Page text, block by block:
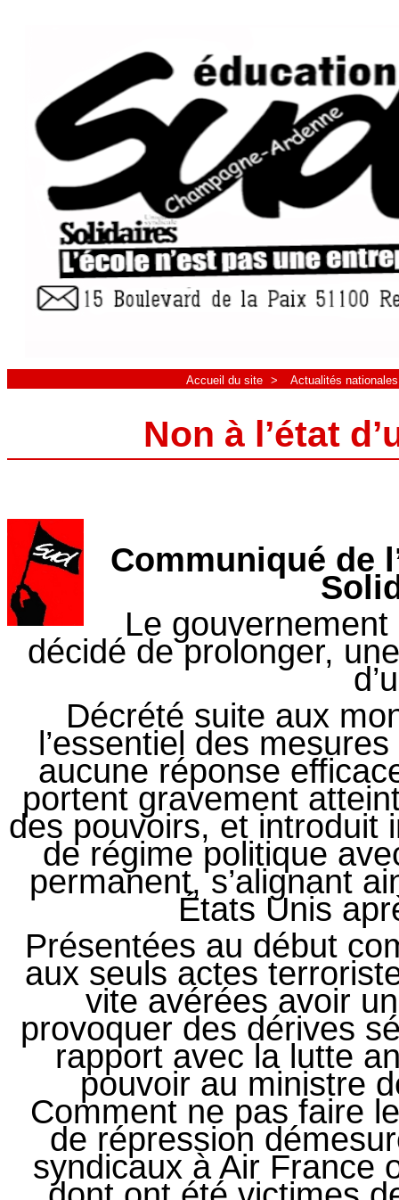
Accueil du site > Actualités nationales
Non à l’état
Communiqué de
Le
décidé de prolonger,
Décrété suite aux
l’essentiel des
aucune réponse
portent gravement
des pouvoirs, et introduit
de régime politique
permanent, s’alignant
États Unis
Présentées au début
aux seuls actes
vite avérées avoir
provoquer des dérives
rapport avec la lutte
pouvoir au ministre
Comment ne pas faire
de répression
syndicaux à Air France